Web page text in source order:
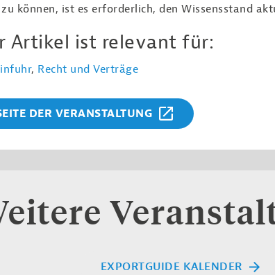
können, ist es erforderlich, den Wissensstand
Artikel ist relevant für:
, Recht und Verträge
DER VERANSTALTUNG
EXPORTGUIDE KALENDER